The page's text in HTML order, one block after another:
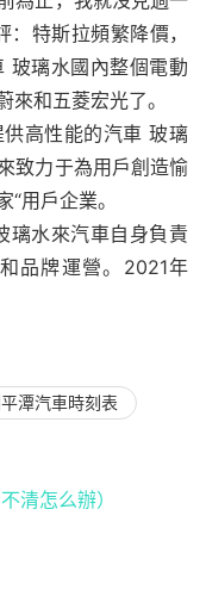
特斯拉頻繁降價，
玻璃水國內整個電動
和五菱宏光了。
高性能的汽車 玻璃
致力于為用戶創造愉
用戶企業。
璃水來汽車自身負責
品牌運營。2021年
潭汽車時刻表
清怎么辦）